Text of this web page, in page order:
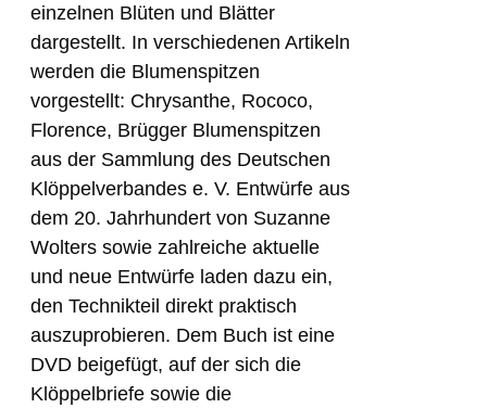
einzelnen Blüten und Blätter
dargestellt. In verschiedenen Artikeln
werden die Blumenspitzen
vorgestellt: Chrysanthe, Rococo,
Florence, Brügger Blumenspitzen
aus der Sammlung des Deutschen
Klöppelverbandes e. V. Entwürfe aus
dem 20. Jahrhundert von Suzanne
Wolters sowie zahlreiche aktuelle
und neue Entwürfe laden dazu ein,
den Technikteil direkt praktisch
auszuprobieren. Dem Buch ist eine
DVD beigefügt, auf der sich die
Klöppelbriefe sowie die